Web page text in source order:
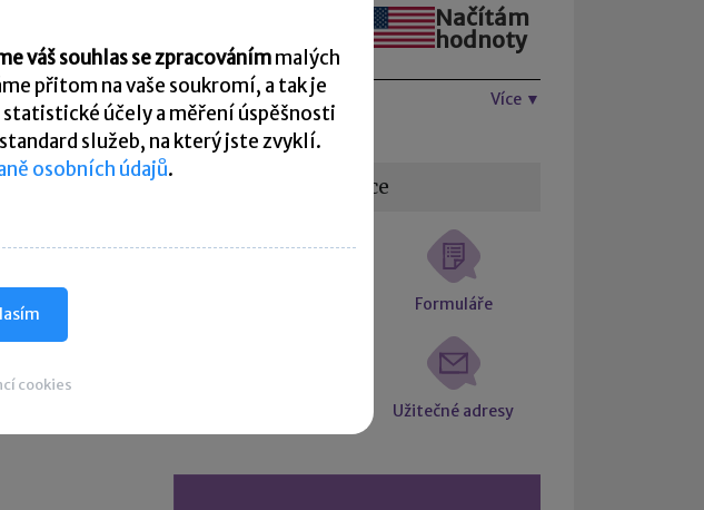
komunikaci
hodnoty
Načítám
hodnoty
Více ▼
Užitečné informace
Formuláře
Užitečné adresy
váš souhlas se zpracovánímmalých
přitom na vaše soukromí, a tak je
účely a měření úspěšnosti
služeb, na který jste zvyklí.
osobních údajů.
cookies